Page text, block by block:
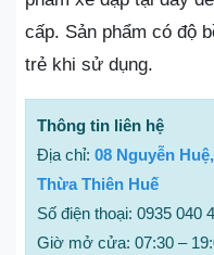
cấp. Sản phẩm có độ
trẻ khi sử dụng.
Thông tin liên hệ
Địa chỉ: 08 Nguyễn
Thừa Thiên Huế
Số điện thoại: 0935 040
Giờ mở cửa: 07:30 –